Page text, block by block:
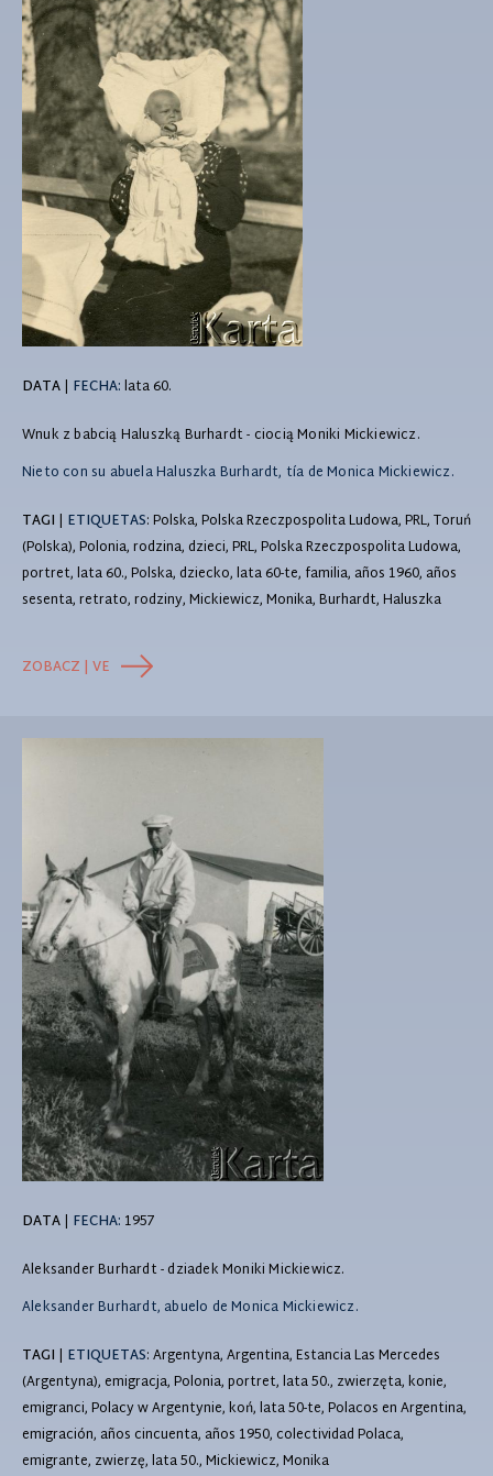
DATA| FECHA:lata 60.
Wnuk z babcią Haluszką Burhardt - ciocią Moniki Mickiewicz.
Nieto con su abuela Haluszka Burhardt, tía de Monica Mickiewicz.
TAGI | ETIQUETAS: Polska, Polska Rzeczpospolita Ludowa, PRL, Toruń
(Polska), Polonia, rodzina, dzieci, PRL, Polska Rzeczpospolita Ludowa,
portret, lata 60., Polska, dziecko, lata 60-te, familia, años 1960, años
sesenta, retrato, rodziny, Mickiewicz, Monika, Burhardt, Haluszka
ZOBACZ | VE
DATA| FECHA: 1957
Aleksander Burhardt - dziadek Moniki Mickiewicz.
Aleksander Burhardt, abuelo de Monica Mickiewicz.
TAGI | ETIQUETAS: Argentyna, Argentina, Estancia Las Mercedes
(Argentyna), emigracja, Polonia, portret, lata 50., zwierzęta, konie,
emigranci, Polacy w Argentynie, koń, lata 50-te, Polacos en Argentina,
emigración, años cincuenta, años 1950, colectividad Polaca,
emigrante, zwierzę, lata 50., Mickiewicz, Monika